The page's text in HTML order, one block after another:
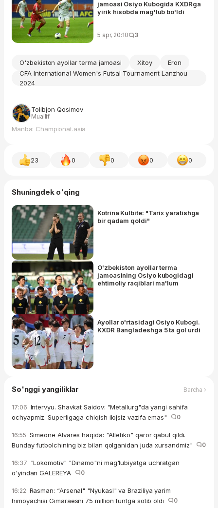
jamoasi Osiyo Kubogida KXDRga
yirik hisobda mag'lub bo'ldi
5 apr, 20:10 3
O'zbekiston ayollar terma jamoasi Xitoy
Eron
CFA International Women's Futsal Tournament Lanzhou
2024
Tolibjon Qosimov
Muallif
Manba: Championat.asia
23 0 0 0 0
Shuningdek o'qing
Kotrina Kulbite: "Tarix yaratishga
bir qadam qoldi"
O'zbekiston ayollar terma
jamoasining Osiyo kubogidagi
ehtimoliy raqiblari ma'lum
Ayollar o'rtasidagi Osiyo Kubogi.
KXDR Bangladeshga 5 ta gol urdi
So'nggi yangiliklar Barcha ›
17:06 Intervyu. Shavkat Saidov: "Metallurg"da yangi sahifa
ochyapmiz. Superligaga chiqish ilojsiz vazifa emas"
0
16:55 Simeone Alvares haqida: "Atletiko" qaror qabul qildi.
Bunday futbolchining biz bilan qolganidan juda xursandmiz"
0
16:37 "Lokomotiv" "Dinamo"ni mag'lubiyatga uchratgan
o'yindan GALEREYA
0
16:22 Rasman: “Arsenal" "Nyukasl" va Braziliya yarim
himoyachisi Gimaraesni 75 million funtga sotib oldi
0